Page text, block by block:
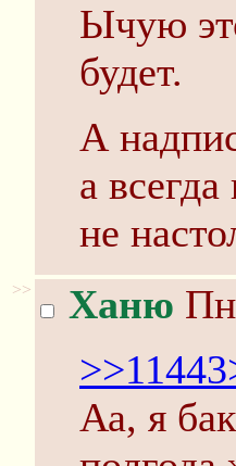
Ычую
будет.
А
а
не
>> Ханю
>>11443
Аа, я